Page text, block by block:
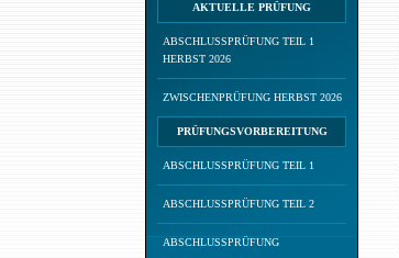
AKTUELLE PRÜFUNG
ABSCHLUSSPRÜFUNG TEIL 1
HERBST 2026
ZWISCHENPRÜFUNG HERBST 2026
PRÜFUNGSVORBEREITUNG
ABSCHLUSSPRÜFUNG TEIL 1
ABSCHLUSSPRÜFUNG TEIL 2
ABSCHLUSSPRÜFUNG